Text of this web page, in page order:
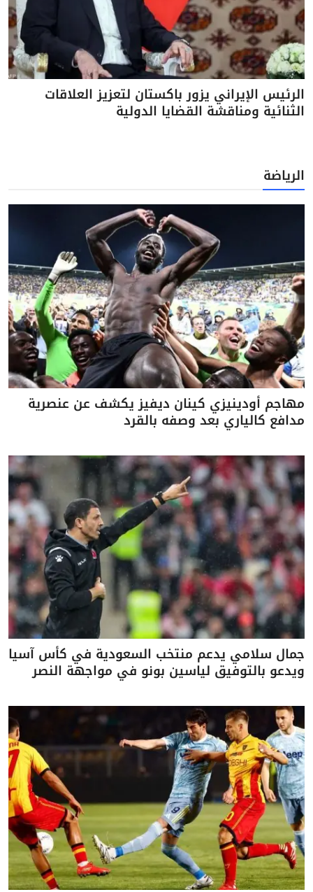
الرئيس الإيراني يزور باكستان لتعزيز العلاقات
الثنائية ومناقشة القضايا الدولية
الرياضة
مهاجم أودينيزي كينان ديفيز يكشف عن عنصرية
مدافع كالياري بعد وصفه بالقرد
جمال سلامي يدعم منتخب السعودية في كأس آسيا
ويدعو بالتوفيق لياسين بونو في مواجهة النصر